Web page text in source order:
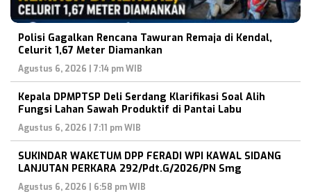
Polisi Gagalkan Rencana Tawuran Remaja di Kendal,
Celurit 1,67 Meter Diamankan
Agustus 6, 2026 | 7:14 pm WIB
Kepala DPMPTSP Deli Serdang Klarifikasi Soal Alih
Fungsi Lahan Sawah Produktif di Pantai Labu
Agustus 6, 2026 | 7:11 pm WIB
SUKINDAR WAKETUM DPP FERADI WPI KAWAL SIDANG
LANJUTAN PERKARA 292/Pdt.G/2026/PN Smg
Agustus 6, 2026 | 6:58 pm WIB